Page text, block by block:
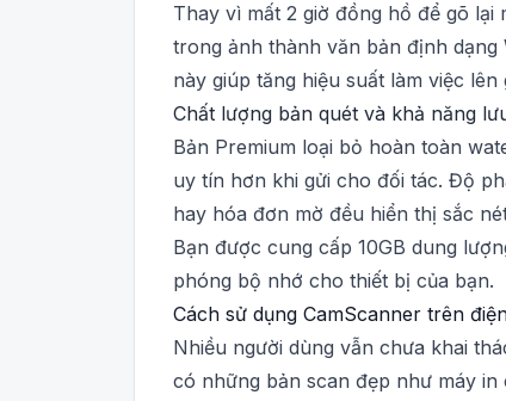
Thay vì mất 2 giờ đồng hồ để gõ
trong ảnh thành văn bản định dạng
này giúp tăng hiệu suất làm việc
Chất lượng bản quét và khả năng
Bản Premium loại bỏ hoàn toàn
uy tín hơn khi gửi cho đối tác. Độ
hay hóa đơn mờ đều hiển thị sắc
Bạn được cung cấp 10GB dung
phóng bộ nhớ cho thiết bị của bạn.
Cách sử dụng CamScanner trên
Nhiều người dùng vẫn chưa khai
có những bản scan đẹp như máy in